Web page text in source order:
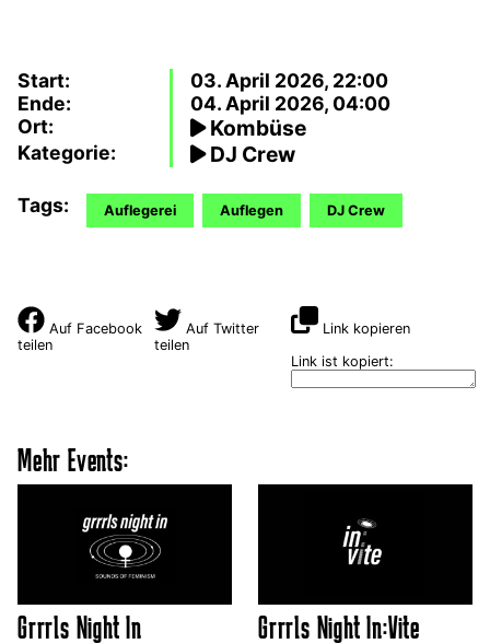
Start:
03. April 2026, 22:00
Ende:
04. April 2026, 04:00
Ort:
Kombüse
Kategorie: DJ Crew
Tags: Auflegerei Auflegen DJ Crew
Auf Facebook
teilen
Auf Twitter
teilen
Link kopieren
Link ist kopiert:
Mehr Events:
Grrrls Night In
Grrrls Night In:Vite